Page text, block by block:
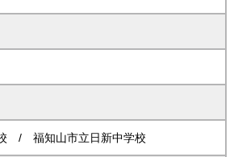
/ 福知山市立日新中学校